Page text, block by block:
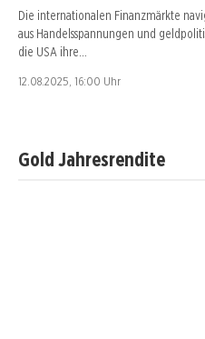
Die internationalen Finanzmärkte
aus Handelsspannungen und
die USA ihre…
12.08.2025, 16:00 Uhr
Gold Jahresrendite